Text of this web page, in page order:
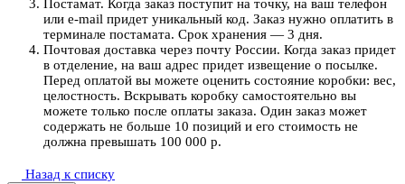
Постамат. Когда заказ поступит на точку, на ваш телефон
или e-mail придет уникальный код. Заказ нужно оплатить в
терминале постамата. Срок хранения — 3 дня.
Почтовая доставка через почту России. Когда заказ придет
в отделение, на ваш адрес придет извещение о посылке.
Перед оплатой вы можете оценить состояние коробки: вес,
целостность. Вскрывать коробку самостоятельно вы
можете только после оплаты заказа. Один заказ может
содержать не больше 10 позиций и его стоимость не
должна превышать 100 000 р.
Назад к списку